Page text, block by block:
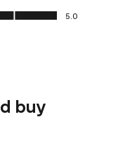
5.0
buy